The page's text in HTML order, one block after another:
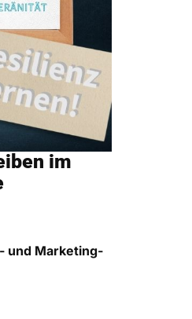
im
und Marketing-